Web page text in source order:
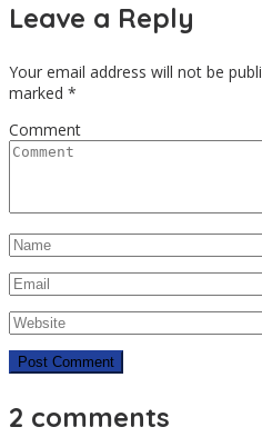
Leave a Reply
Your email address will not be
marked *
Comment
2 comments